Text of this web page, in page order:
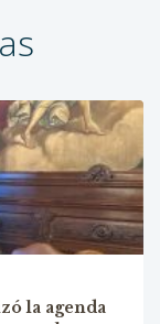
la agenda